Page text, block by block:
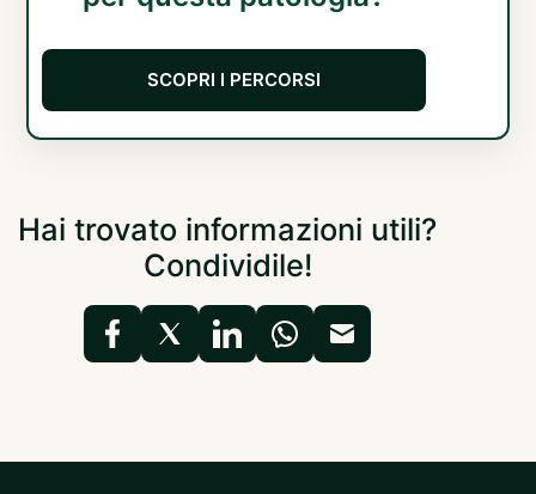
SCOPRI I PERCORSI
Hai trovato informazioni utili?
Condividile!